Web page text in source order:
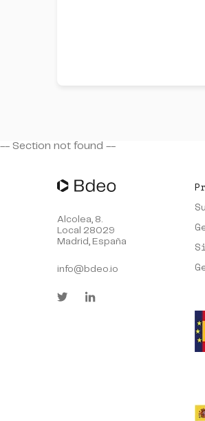
-- Section not found --
Alcolea, 8.
Local 28029
Madrid, España
info@bdeo.io